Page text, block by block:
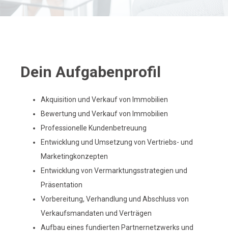
Dein Aufgabenprofil
Akquisition und Verkauf von Immobilien
Bewertung und Verkauf von Immobilien
Professionelle Kundenbetreuung
Entwicklung und Umsetzung von Vertriebs- und
Marketingkonzepten
Entwicklung von Vermarktungsstrategien und
Präsentation
Vorbereitung, Verhandlung und Abschluss von
Verkaufsmandaten und Verträgen
Aufbau eines fundierten Partnernetzwerks und